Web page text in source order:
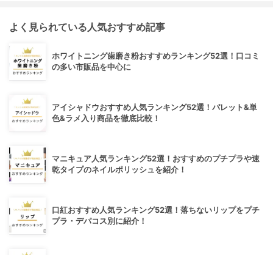
よく見られている人気おすすめ記事
ホワイトニング歯磨き粉おすすめランキング52選！口コミ
の多い市販品を中心に
アイシャドウおすすめ人気ランキング52選！パレット&単
色&ラメ入り商品を徹底比較！
マニキュア人気ランキング52選！おすすめのプチプラや速
乾タイプのネイルポリッシュを紹介！
口紅おすすめ人気ランキング52選！落ちないリップをプチ
プラ・デパコス別に紹介！